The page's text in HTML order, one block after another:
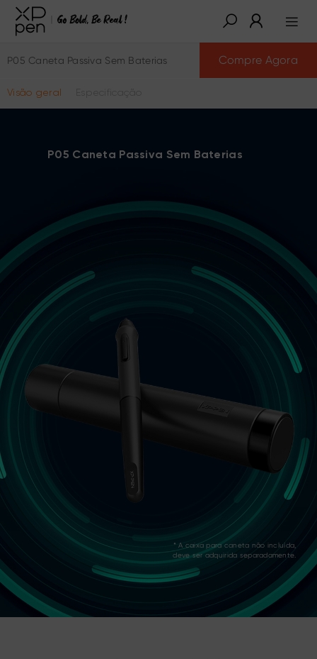
P05 Caneta Passiva Sem Baterias
Visão geral
Compre Agora
P05 Caneta Passiva Sem Baterias
* A caixa para caneta não incluída,
deve ser adquirida separadamente.